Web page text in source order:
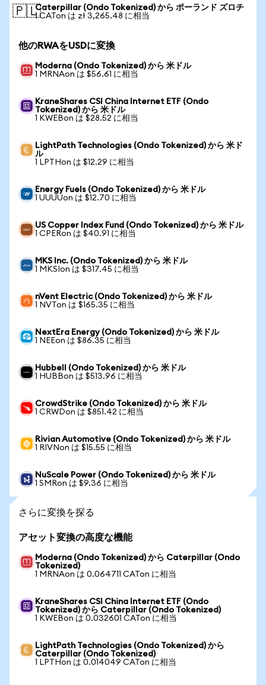
🇵🇱Caterpillar (Ondo Tokenized) から ポーランド ズロチ
1 CATon は zł 3,265.48 に相当
他のRWAをUSDに変換
Moderna (Ondo Tokenized) から 米ドル
1 MRNAon は $56.61 に相当
KraneShares CSI China Internet ETF (Ondo
Tokenized) から 米ドル
1 KWEBon は $28.52 に相当
LightPath Technologies (Ondo Tokenized) から 米ド
ル
1 LPTHon は $12.29 に相当
Energy Fuels (Ondo Tokenized) から 米ドル
1 UUUUon は $12.70 に相当
US Copper Index Fund (Ondo Tokenized) から 米ドル
1 CPERon は $40.91 に相当
MKS Inc. (Ondo Tokenized) から 米ドル
1 MKSIon は $317.45 に相当
nVent Electric (Ondo Tokenized) から 米ドル
1 NVTon は $165.35 に相当
NextEra Energy (Ondo Tokenized) から 米ドル
1 NEEon は $86.35 に相当
Hubbell (Ondo Tokenized) から 米ドル
1 HUBBon は $513.96 に相当
CrowdStrike (Ondo Tokenized) から 米ドル
1 CRWDon は $851.42 に相当
Rivian Automotive (Ondo Tokenized) から 米ドル
1 RIVNon は $15.55 に相当
NuScale Power (Ondo Tokenized) から 米ドル
1 SMRon は $9.36 に相当
さらに変換を探る
アセット変換の高度な機能
Moderna (Ondo Tokenized) から Caterpillar (Ondo
Tokenized)
1 MRNAon は 0.064711 CATon に相当
KraneShares CSI China Internet ETF (Ondo
Tokenized) から Caterpillar (Ondo Tokenized)
1 KWEBon は 0.032601 CATon に相当
LightPath Technologies (Ondo Tokenized) から
Caterpillar (Ondo Tokenized)
1 LPTHon は 0.014049 CATon に相当